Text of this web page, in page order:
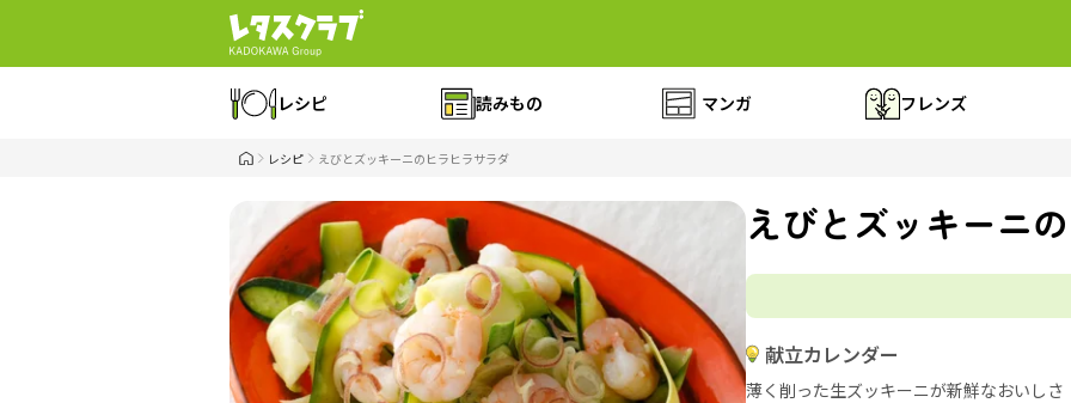
レシピ 読みもの マンガ フレンズ
レシピ えびとズッキーニのヒラヒラサラダ
えびとズッキーニ
献立カレンダー
薄く削った生ズッキーニが新鮮なおいしさ